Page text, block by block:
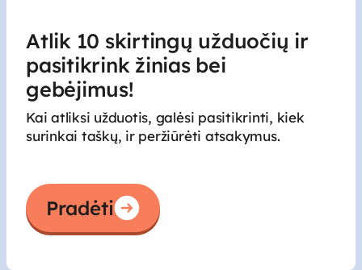
Atlik 10 skirtingų užduočių ir
pasitikrink žinias bei
gebėjimus!
Kai atliksi užduotis, galėsi pasitikrinti, kiek
surinkai taškų, ir peržiūrėti atsakymus.
Pradėti